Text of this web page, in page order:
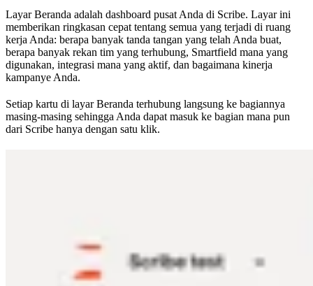
Layar Beranda adalah dashboard pusat Anda di Scribe. Layar ini
memberikan ringkasan cepat tentang semua yang terjadi di ruang
kerja Anda: berapa banyak tanda tangan yang telah Anda buat,
berapa banyak rekan tim yang terhubung, Smartfield mana yang
digunakan, integrasi mana yang aktif, dan bagaimana kinerja
kampanye Anda.
Setiap kartu di layar Beranda terhubung langsung ke bagiannya
masing-masing sehingga Anda dapat masuk ke bagian mana pun
dari Scribe hanya dengan satu klik.